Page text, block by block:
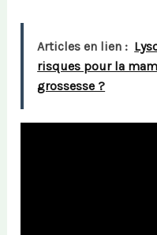
Articles en lien :
risques pour la
grossesse ?